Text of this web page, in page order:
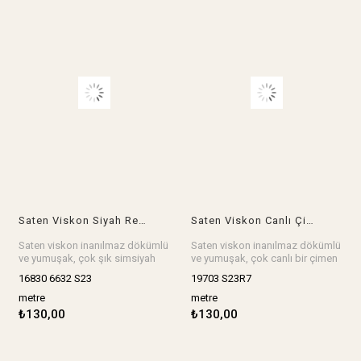
Saten Viskon Siyah RenkteEn: 150 cm
Saten viskon inanılmaz dökümlü
ve yumuşak, çok şık simsiyah
bluz, tünik, abiye, kimono,
gecelik, pijama, sabahlık her şey
harika olur. Ünlü bir markanın
kumaşı Z.ra
16830 6632 S23
metre
₺130,00
Saten Viskon Canlı Çimen Yeşili RenkteEn: 120 cm
Saten viskon inanılmaz dökümlü
ve yumuşak, çok canlı bir çimen
gömlek, bluz, tünik, abiye,
kimono, gecelik, pijama,
sabahlık her şey harika olur. Ünlü
bir markanın kumaşı Z.ra
19703 S23R7
metre
₺130,00